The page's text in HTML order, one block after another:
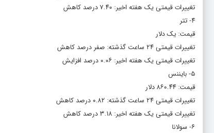
تغییرات قیمتی یک هفته اخیر: ۷.۴۰ درصد کاهش
۴- تتر
قیمت: یک دلار
تغییرات قیمتی ۲۴ ساعت گذشته: صفر درصد کاهش
تغییرات قیمتی یک هفته اخیر: ۰.۰۶ درصد افزایش
۵- بایننس
قیمت: ۸۶۰.۴۴ دلار
تغییرات قیمتی ۲۴ ساعت گذشته: ۰.۸۲ درصد کاهش
تغییرات قیمتی یک هفته اخیر: ۳.۱۸ درصد کاهش
۶- سولانا